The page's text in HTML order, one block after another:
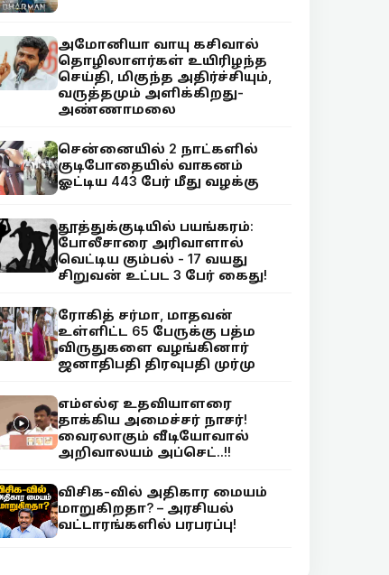
அமோனியா வாயு கசிவால்
தொழிலாளர்கள் உயிரிழந்த
செய்தி, மிகுந்த அதிர்ச்சியும்,
வருத்தமும் அளிக்கிறது-
அண்ணாமலை
சென்னையில் 2 நாட்களில்
குடிபோதையில் வாகனம்
ஓட்டிய 443 பேர் மீது வழக்கு
தூத்துக்குடியில் பயங்கரம்:
போலீசாரை அரிவாளால்
வெட்டிய கும்பல் - 17 வயது
சிறுவன் உட்பட 3 பேர் கைது!
ரோகித் சர்மா, மாதவன்
உள்ளிட்ட 65 பேருக்கு பத்ம
விருதுகளை வழங்கினார்
ஜனாதிபதி திரவுபதி முர்மு
எம்எல்ஏ உதவியாளரை
தாக்கிய அமைச்சர் நாசர்!
வைரலாகும் வீடியோவால்
அறிவாலயம் அப்செட்..!!
விசிக-வில் அதிகார மையம்
மாறுகிறதா? – அரசியல்
வட்டாரங்களில் பரபரப்பு!